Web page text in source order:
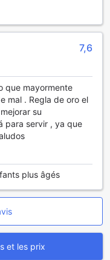
7,6
que mayormente
mal . Regla de oro el
su
para servir , ya que
plus âgés
et les prix